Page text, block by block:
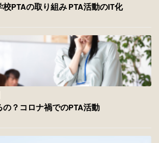
PTAの取り組み PTA活動のIT化
？コロナ禍でのPTA活動